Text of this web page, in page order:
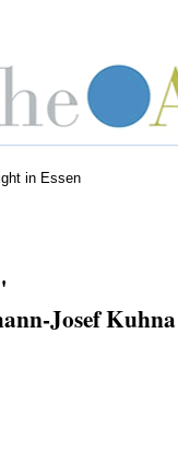
in Essen
Josef